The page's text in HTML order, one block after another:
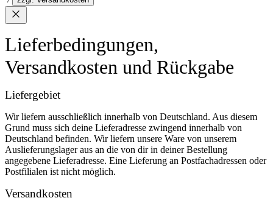
Lieferbedingungen,
Versandkosten und Rückgabe
Liefergebiet
Wir liefern ausschließlich innerhalb von Deutschland. Aus diesem
Grund muss sich deine Lieferadresse zwingend innerhalb von
Deutschland befinden. Wir liefern unsere Ware von unserem
Auslieferungslager aus an die von dir in deiner Bestellung
angegebene Lieferadresse. Eine Lieferung an Postfachadressen oder
Postfilialen ist nicht möglich.
Versandkosten